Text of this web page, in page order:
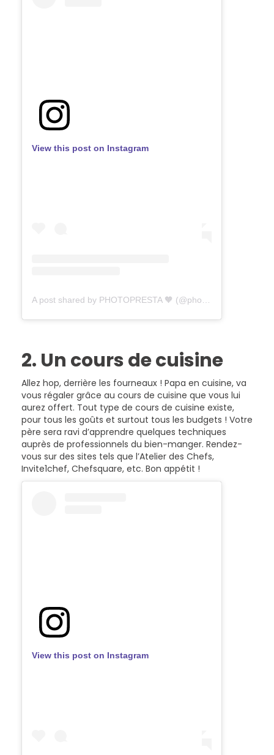
View this post on Instagram
A post shared by PHOTOPRESTA 🧡 (@photopresta)
2. Un cours de cuisine
Allez hop, derrière les fourneaux ! Papa en cuisine, va
vous régaler grâce au cours de cuisine que vous lui
aurez offert. Tout type de cours de cuisine existe,
pour tous les goûts et surtout tous les budgets ! Votre
père sera ravi d’apprendre quelques techniques
auprès de professionnels du bien-manger. Rendez-
vous sur des sites tels que l’Atelier des Chefs,
Invite1chef, Chefsquare, etc. Bon appétit !
View this post on Instagram